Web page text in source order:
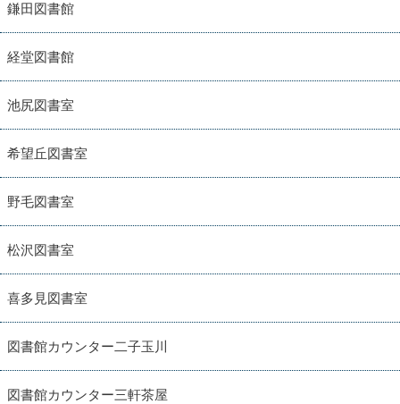
鎌田図書館
経堂図書館
池尻図書室
希望丘図書室
野毛図書室
松沢図書室
喜多見図書室
図書館カウンター二子玉川
図書館カウンター三軒茶屋